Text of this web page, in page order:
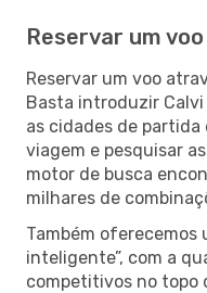
Reservar um
Reservar um voo
Basta introduzir Calvi
as cidades de
viagem e pesquisar
motor de busca
milhares de
Também oferecemos
inteligente”, com a
competitivos no topo